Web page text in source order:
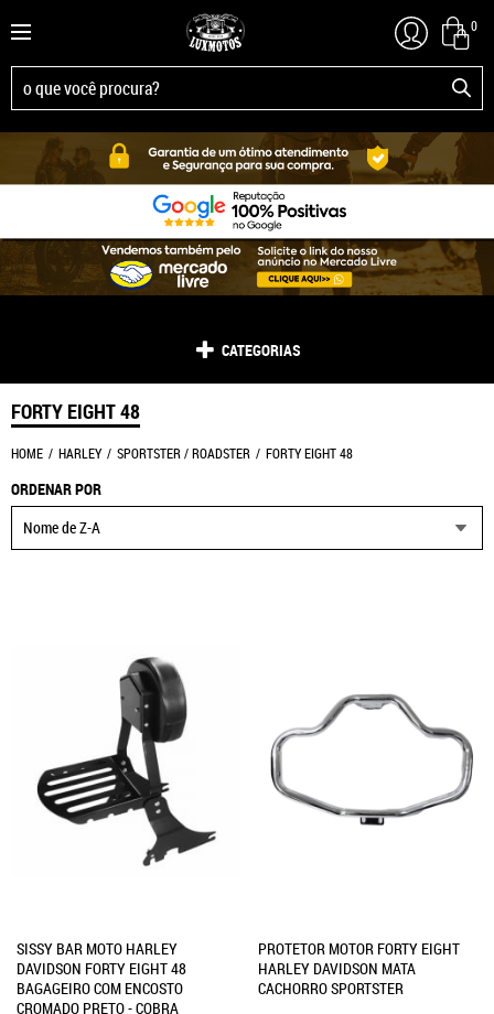
0
CATEGORIAS
FORTY EIGHT 48
HOME HARLEY SPORTSTER / ROADSTER FORTY EIGHT 48
ORDENAR POR
Nome de Z-A
SISSY BAR MOTO HARLEY
DAVIDSON FORTY EIGHT 48
BAGAGEIRO COM ENCOSTO
CROMADO PRETO - COBRA
PROTETOR MOTOR FORTY EIGHT
HARLEY DAVIDSON MATA
CACHORRO SPORTSTER